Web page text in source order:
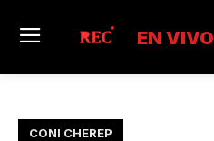
EN VIVO
CONI CHEREP